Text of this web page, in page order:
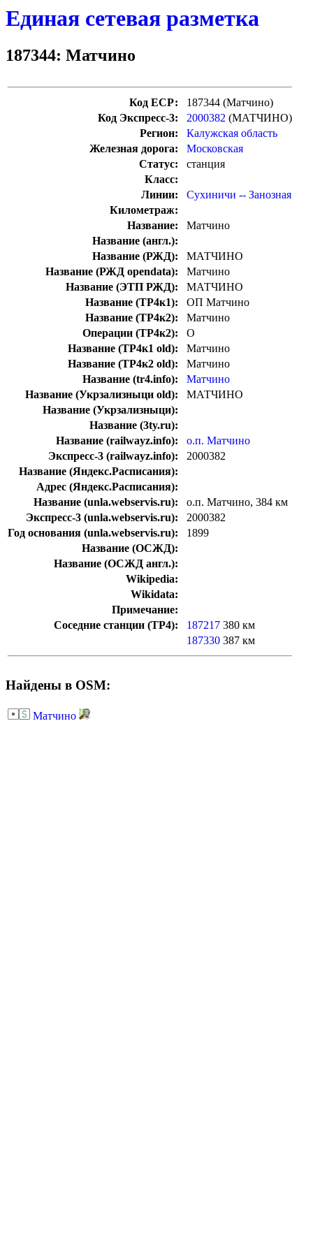
Единая сетевая разметка
187344: Матчино
Код ЕСР:
187344 (Матчино)
Код Экспресс-3:
2000382 (МАТЧИНО)
Регион:
Калужская область
Железная дорога:
Московская
Статус:
станция
Класс:
Линии:
Сухиничи -- Занозная
Километраж:
Название:
Матчино
Название (англ.):
Название (РЖД):
МАТЧИНО
Название (РЖД opendata):
Матчино
Название (ЭТП РЖД):
МАТЧИНО
Название (ТР4к1):
ОП Матчино
Название (ТР4к2):
Матчино
Операции (ТР4к2):
О
Название (ТР4к1 old):
Матчино
Название (ТР4к2 old):
Матчино
Название (tr4.info):
Матчино
Название (Укрзализныци old):
МАТЧИНО
Название (Укрзализныци):
Название (3ty.ru):
Название (railwayz.info):
о.п. Матчино
Экспресс-3 (railwayz.info):
2000382
Название (Яндекс.Расписания):
Адрес (Яндекс.Расписания):
Название (unla.webservis.ru):
о.п. Матчино, 384 км
Экспресс-3 (unla.webservis.ru):
2000382
Год основания (unla.webservis.ru):
1899
Название (ОСЖД):
Название (ОСЖД англ.):
Wikipedia:
Wikidata:
Примечание:
Соседние станции (ТР4):
187217 380 км
187330 387 км
Найдены в OSM:
Матчино